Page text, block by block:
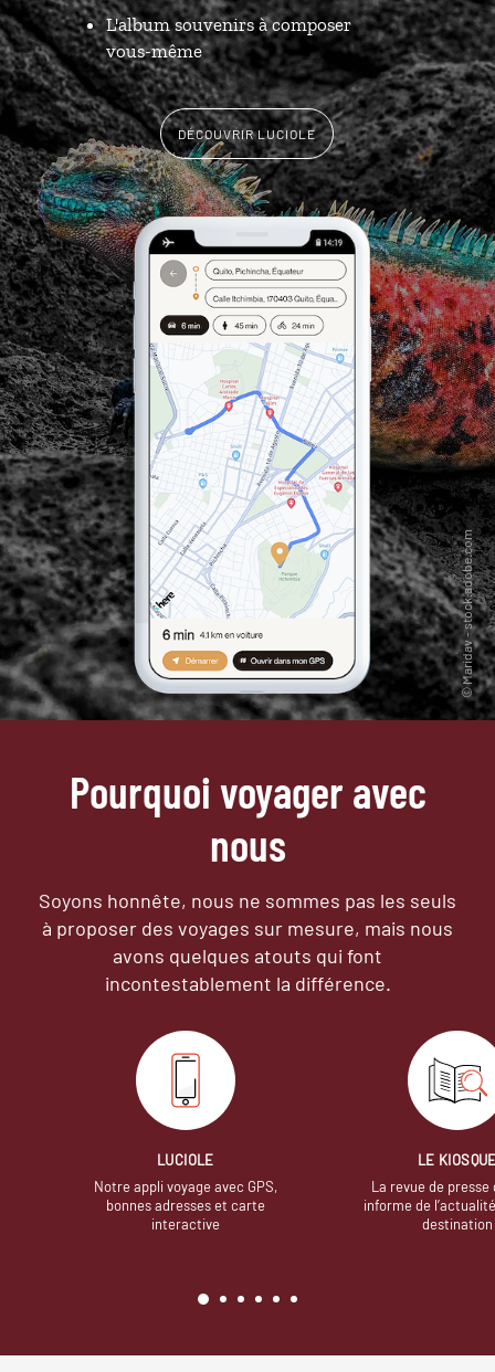
L'album souvenirs à composer
vous-même
DÉCOUVRIR LUCIOLE
Pourquoi voyager avec
nous
Soyons honnête, nous ne sommes pas les seuls
à proposer des voyages sur mesure, mais nous
avons quelques atouts qui font
incontestablement la différence.
LUCIOLE
Notre appli voyage avec GPS,
bonnes adresses et carte
interactive
LE
La revue de presse
informe de
destination